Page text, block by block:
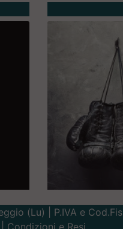
(Lu) | P.IVA e
Condizioni e Resi